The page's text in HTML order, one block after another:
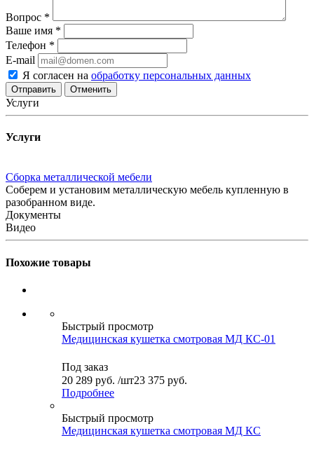
Вопрос *
Ваше имя *
Телефон *
E-mail
Я согласен на обработку персональных данных
Отменить
Услуги
Услуги
Сборка металлической мебели
Соберем и установим металлическую мебель купленную в
разобранном виде.
Документы
Видео
Похожие товары
Быстрый просмотр
Медицинская кушетка смотровая МД КС-01
Под заказ
20 289 руб. /шт23 375 руб.
Подробнее
Быстрый просмотр
Медицинская кушетка смотровая МД КС